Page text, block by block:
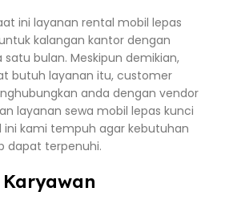
ini layanan rental mobil lepas
kalangan kantor dengan
bulan. Meskipun demikian,
butuh layanan itu, customer
anda dengan vendor
layanan sewa mobil lepas kunci
ini kami tempuh agar kebutuhan
dapat terpenuhi.